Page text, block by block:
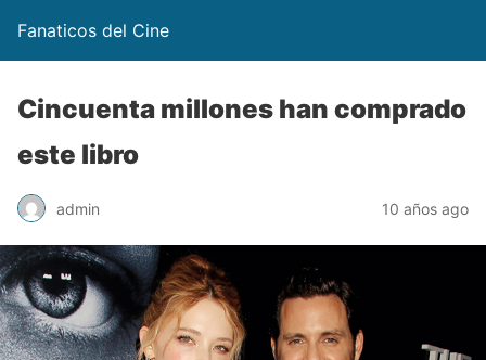
Fanaticos del Cine
Cincuenta millones han comprado
este libro
admin 10 años ago